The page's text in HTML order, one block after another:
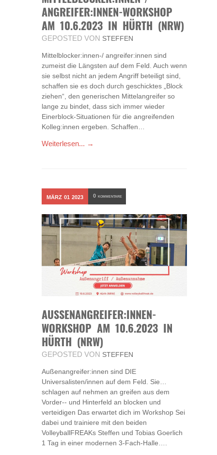
ANGREIFER:INNEN-WORKSHOP
AM 10.6.2023 IN HÜRTH (NRW)
GEPOSTED VON STEFFEN
Mittelblocker:innen-/ angreifer:innen sind
zumeist die Längsten auf dem Feld. Auch wenn
sie selbst nicht an jedem Angriff beteiligt sind,
schaffen sie es doch durch geschicktes „Block
ziehen“, den generischen Mittelangreifer so
lange zu bindet, dass sich immer wieder
Einerblock-Situationen für die angreifenden
Kolleg:innen ergeben. Schaffen…
Weiterlesen... →
MÄRZ 01 2023 0 KOMMENTARE
AUSSENANGREIFER:INNEN-W
ORKSHOP AM 10.6.2023 IN H
ÜRTH (NRW)
GEPOSTED VON STEFFEN
Außenangreifer:innen sind DIE
Universalisten/innen auf dem Feld. Sie…
schlagen auf nehmen an greifen aus dem
Vorder-­‐ und Hinterfeld an blocken und
verteidigen Das erwartet dich im Workshop Sei
dabei und trainiere mit den beiden
VolleyballFREAKs Steffen und Tobias Goerlich
1 Tag in einer modernen 3-Fach-Halle….